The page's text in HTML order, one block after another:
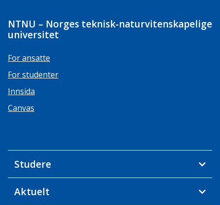
NTNU – Norges teknisk-naturvitenskapelige
universitet
For ansatte
For studenter
Innsida
Canvas
Studere
Aktuelt